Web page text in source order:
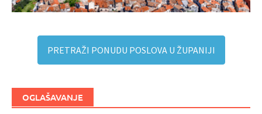
PRETRAŽI PONUDU POSLOVA U ŽUPANIJI
OGLAŠAVANJE